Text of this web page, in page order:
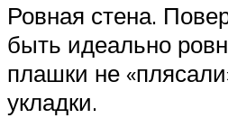
Ровная стена.
быть идеально
плашки не
укладки.